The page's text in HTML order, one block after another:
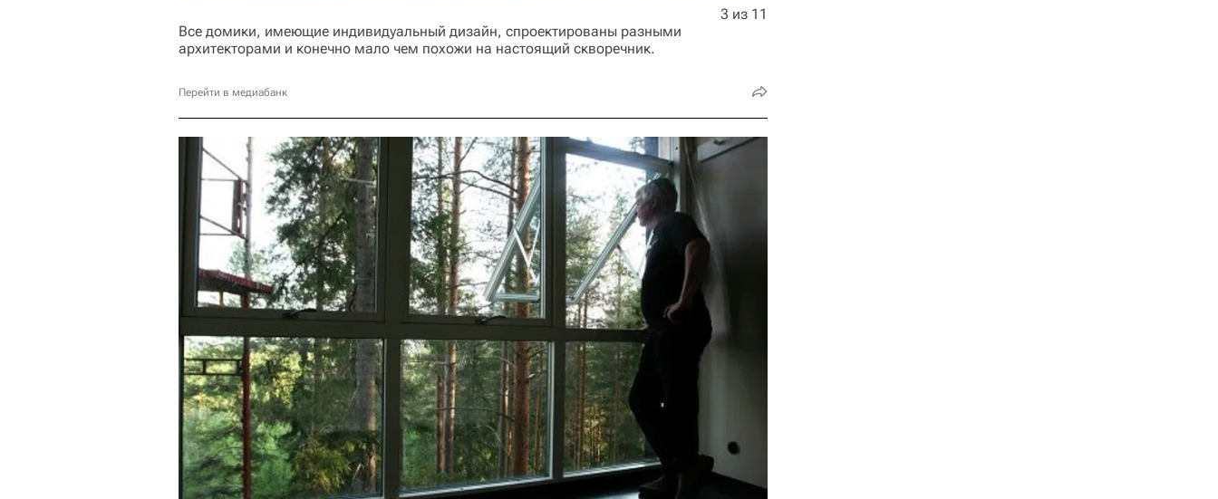
Все домики, имеющие индивидуальный дизайн, спроектированы разными
архитекторами и конечно мало чем похожи на настоящий скворечник.
Перейти в медиабанк
3 из 11